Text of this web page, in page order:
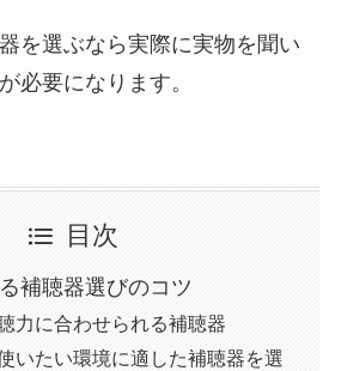
を選ぶなら実際に実物を聞い
必要になります。
目次
補聴器選びのコツ
力に合わせられる補聴器
いたい環境に適した補聴器を選